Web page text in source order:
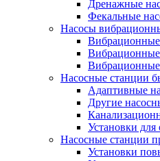
Дренажные
Фекальные
Насосы
Вибрационные
Вибрационные
Насосные станции
Адаптивные
Другие
Установки для
Насосные станции
Установки